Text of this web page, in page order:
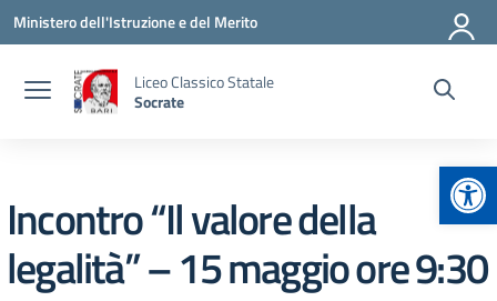
Vai ai contenuti
Vai al menu di navigazione
Vai al footer
Ministero dell'Istruzione e del Merito
Liceo Classico Statale
Socrate
Incontro “Il valore della
legalità” – 15 maggio ore 9:30